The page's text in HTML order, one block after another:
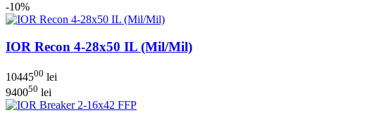
-10%
IOR Recon 4-28x50 IL (Mil/Mil)
1044500 lei
940050 lei